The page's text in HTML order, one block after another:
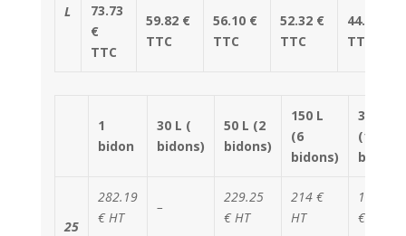
L
73.73
€
TTC
59.82 €
TTC
56.10 €
TTC
52.32 €
TTC
44.88 €
TTC
1
bidon
30 L (
bidons)
50 L (2
bidons)
150 L
(6
bidons)
300 L
(12
bidons)
25
282.19
€ HT
–
229.25
€ HT
214 €
HT
183.50
€ HT